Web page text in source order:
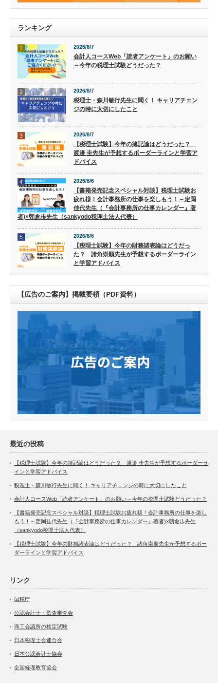
ランキング
1 2026/8/7
会計人コースWeb「読者アンケート」のお願い
～今年の税理士試験どうだった？
2 2026/8/7
税理士・森川敏行先生に聞く！ キャリアチェン
ジの時に大切にしたこと
3 2026/8/7
【税理士試験】今年の簿記論はどうだった？
渡邉 圭先生が予想するボーダーラインと学習ア
ドバイス
4 2026/8/6
【書籍発売記念スペシャル対談】税理士試験お
疲れ様！会計事務所の仕事を楽しもう！～定岡
佳代先生（『会計事務所の仕事カレンダー』著
者)×朝倉歩先生（sankyodo税理士法人代表）
5 2026/8/6
【税理士試験】今年の財務諸表論はどうだっ
た？ 諸角崇順先生が予想するボーダーライン
と学習アドバイス
【広告のご案内】掲載要領（PDF資料）
最近の投稿
【税理士試験】今年の簿記論はどうだった？ 渡邉 圭先生が予想するボーダーラ
インと学習アドバイス
税理士・森川敏行先生に聞く！ キャリアチェンジの時に大切にしたこと
会計人コースWeb「読者アンケート」のお願い～今年の税理士試験どうだった？
【書籍発売記念スペシャル対談】税理士試験お疲れ様！会計事務所の仕事を楽し
もう！～定岡佳代先生（『会計事務所の仕事カレンダー』著者)×朝倉歩先生
（sankyodo税理士法人代表）
【税理士試験】今年の財務諸表論はどうだった？ 諸角崇順先生が予想するボー
ダーラインと学習アドバイス
リンク
国税庁
公認会計士・監査審査会
商工会議所の検定試験
日本税理士会連合会
日本公認会計士協会
全国経理教育協会